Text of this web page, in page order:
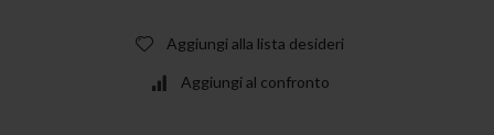
Aggiungi alla lista desideri
Aggiungi al confronto